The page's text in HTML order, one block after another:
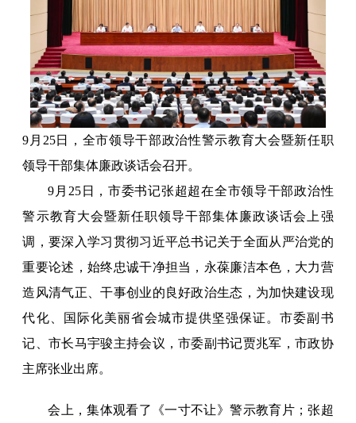
9月25日，全市领导干部政治性警示教育大会暨新任职
领导干部集体廉政谈话会召开。
9月25日，市委书记张超超在全市领导干部政治性
警示教育大会暨新任职领导干部集体廉政谈话会上强
调，要深入学习贯彻习近平总书记关于全面从严治党的
重要论述，始终忠诚干净担当，永葆廉洁本色，大力营
造风清气正、干事创业的良好政治生态，为加快建设现
代化、国际化美丽省会城市提供坚强保证。市委副书
记、市长马宇骏主持会议，市委副书记贾兆军，市政协
主席张业出席。
会上，集体观看了《一寸不让》警示教育片；张超